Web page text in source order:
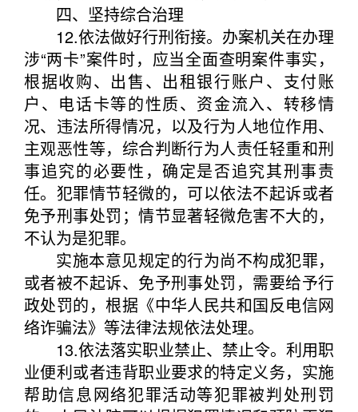
四、坚持综合治理
12.依法做好行刑衔接。办案机关在办理
涉“两卡”案件时，应当全面查明案件事实，
根据收购、出售、出租银行账户、支付账
户、电话卡等的性质、资金流入、转移情
况、违法所得情况，以及行为人地位作用、
主观恶性等，综合判断行为人责任轻重和刑
事追究的必要性，确定是否追究其刑事责
任。犯罪情节轻微的，可以依法不起诉或者
免予刑事处罚；情节显著轻微危害不大的，
不认为是犯罪。
实施本意见规定的行为尚不构成犯罪，
或者被不起诉、免予刑事处罚，需要给予行
政处罚的，根据《中华人民共和国反电信网
络诈骗法》等法律法规依法处理。
13.依法落实职业禁止、禁止令。利用职
业便利或者违背职业要求的特定义务，实施
帮助信息网络犯罪活动等犯罪被判处刑罚